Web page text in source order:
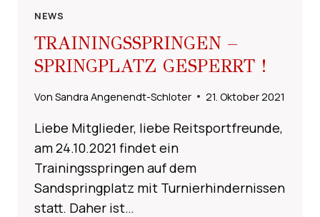
NEWS
TRAININGSSPRINGEN –
SPRINGPLATZ GESPERRT !
Von Sandra Angenendt-Schloter 21. Oktober 2021
Liebe Mitglieder, liebe Reitsportfreunde,
am 24.10.2021 findet ein
Trainingsspringen auf dem
Sandspringplatz mit Turnierhindernissen
statt. Daher ist…